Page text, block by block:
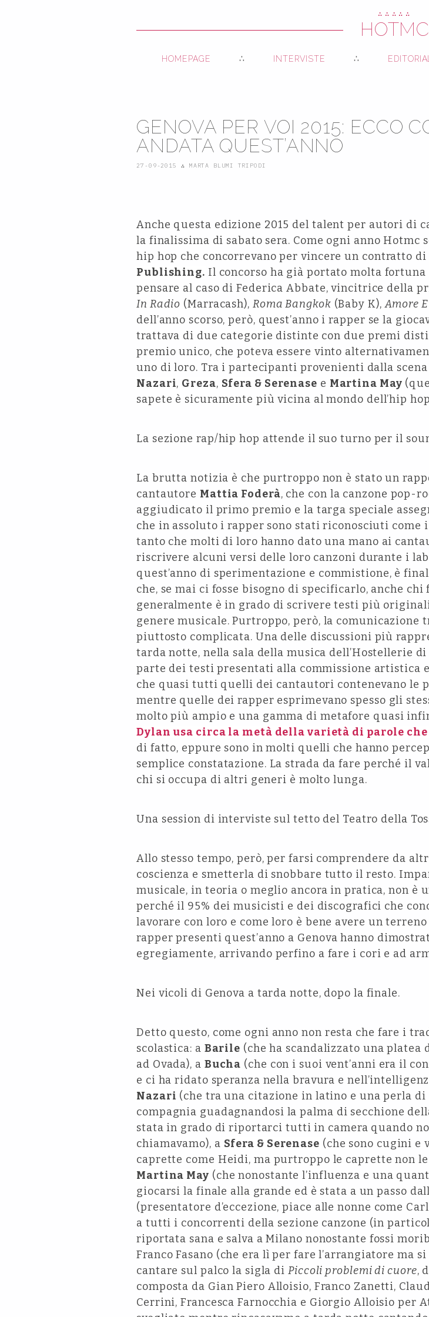
HOTMC
∴∴∴∴∴
HOMEPAGE INTERVISTE
GENOVA PER VOI 2015: ECCO
ANDATA QUEST’ANNO
27-09-2015 ∴ MARTA BLUMI TRIPODI
Anche questa edizione 2015 del talent per autori di
la finalissima di sabato sera. Come ogni anno
hip hop che concorrevano per vincere un contratto
Publishing. Il concorso ha già portato molta
pensare al caso di Federica Abbate, vincitrice della
In Radio (Marracash), Roma Bangkok (Baby K),Amore
dell’anno scorso, però, quest’anno i rapper se la
trattava di due categorie distinte con due premi
premio unico, che poteva essere vinto
uno di loro. Tra i partecipanti provenienti dalla scena
Nazari, Greza, Sfera & Serenase e Martina May
sapete è sicuramente più vicina al mondo dell’hip
La sezione rap/hip hop attende il suo turno per il
La brutta notizia è che purtroppo non è stato un
cantautore Mattia Foderà, che con la canzone pop-
aggiudicato il primo premio e la targa speciale
che in assoluto i rapper sono stati riconosciuti
tanto che molti di loro hanno dato una mano ai
riscrivere alcuni versi delle loro canzoni durante i
quest’anno di sperimentazione e commistione, è
che, se mai ci fosse bisogno di specificarlo, anche
generalmente è in grado di scrivere testi più
genere musicale. Purtroppo, però, la
piuttosto complicata. Una delle discussioni più
tarda notte, nella sala della musica dell’Hostellerie
parte dei testi presentati alla commissione artistica
che quasi tutti quelli dei cantautori contenevano le
mentre quelle dei rapper esprimevano spesso gli
molto più ampio e una gamma di metafore quasi
Dylan usa circa la metà della varietà di parole che
di fatto, eppure sono in molti quelli che hanno
semplice constatazione. La strada da fare perché il
chi si occupa di altri generi è molto lunga.
Una session di interviste sul tetto del Teatro della
Allo stesso tempo, però, per farsi comprendere da
coscienza e smetterla di snobbare tutto il resto.
musicale, in teoria o meglio ancora in pratica, non è
perché il 95% dei musicisti e dei discografici che
lavorare con loro e come loro è bene avere un
rapper presenti quest’anno a Genova hanno
egregiamente, arrivando perfino a fare i cori e ad
Nei vicoli di Genova a tarda notte, dopo la finale.
Detto questo, come ogni anno non resta che fare i
scolastica: a Barile (che ha scandalizzato una
ad Ovada), a Bucha (che con i suoi vent’anni era il
e ci ha ridato speranza nella bravura e
Nazari (che tra una citazione in latino e una perla
compagnia guadagnandosi la palma di secchione
stata in grado di riportarci tutti in camera quando
chiamavamo), a Sfera & Serenase (che sono cugini e
caprette come Heidi, ma purtroppo le caprette non
Martina May (che nonostante l’influenza e una
giocarsi la finale alla grande ed è stata a un passo
(presentatore d’eccezione, piace alle nonne come
a tutti i concorrenti della sezione canzone (in
riportata sana e salva a Milano nonostante fossi
Franco Fasano (che era lì per fare l’arrangiatore ma
cantare sul palco la sigla di Piccoli problemi di cuore,
composta da Gian Piero Alloisio, Franco Zanetti,
Cerrini, Francesca Farnocchia e Giorgio Alloisio per